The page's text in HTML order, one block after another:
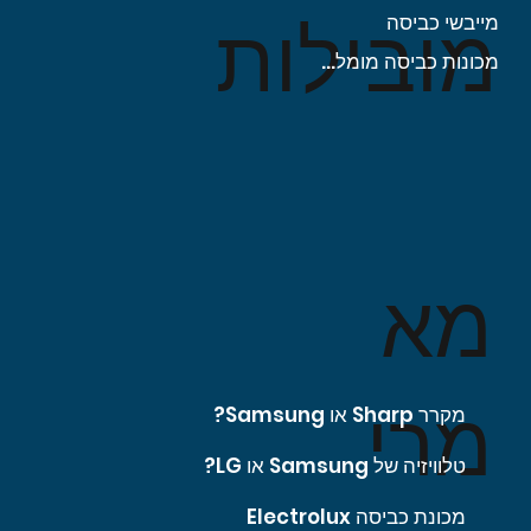
מא
מרי
מקרר Sharp או Samsung?
טלוויזיה של Samsung או LG?
מכונת כביסה Electrolux
מובילות
מייבשי כביסה
מכונות כביסה מומלצות